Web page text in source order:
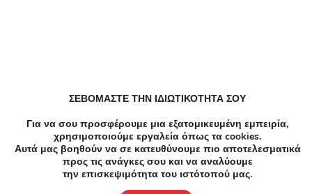
Κομμωτήρια Ισιωμα μαλλιων σε Αργυρούπολη
Κομμωτήρια Ανταυγειες, Βαφη μαλλιων, Κουρεμα
σε Αργυρούπολη
ΣΕΒΟΜΑΣΤΕ ΤΗΝ ΙΔΙΩΤΙΚΟΤΗΤΑ ΣΟΥ
Για να σου προσφέρουμε μια εξατομικευμένη εμπειρία,
χρησιμοποιούμε εργαλεία όπως τα cookies.
Αυτά μας βοηθούν να σε κατευθύνουμε πιο αποτελεσματικά
προς τις ανάγκες σου και να αναλύουμε
την επισκεψιμότητα του ιστότοπού μας.